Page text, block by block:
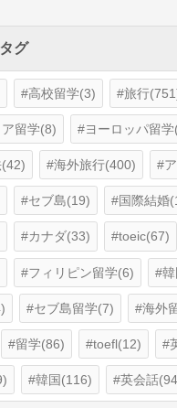
グ
高校留学(3) 旅行
留学(8) ヨーロッパ留学
海外旅行(400)
セブ島(19) 国際結婚
カナダ(33) toeic(67)
フィリピン留学(6)
セブ島留学(7) 海外
留学(86) toefl(12)
韓国(116) 英会話